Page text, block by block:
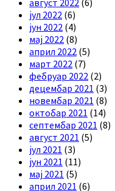
август 2022 (6)
јул 2022 (6)
јун 2022 (4)
мај 2022 (8)
април 2022 (5)
март 2022 (7)
фебруар 2022 (2)
децембар 2021 (3)
новембар 2021 (8)
октобар 2021 (14)
септембар 2021 (8)
август 2021 (5)
јул 2021 (3)
јун 2021 (11)
мај 2021 (5)
април 2021 (6)